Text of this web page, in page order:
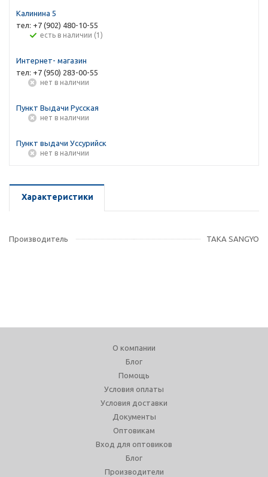
Калинина 5
тел: +7 (902) 480-10-55
Есть в наличии (1)
Интернет- магазин
тел: +7 (950) 283-00-55
Нет в наличии
Пункт Выдачи Русская
Нет в наличии
Пункт выдачи Уссурийск
Нет в наличии
Характеристики
Производитель TAKA SANGYO
О компании
Блог
Помощь
Условия оплаты
Условия доставки
Документы
Оптовикам
Вход для оптовиков
Блог
Производители